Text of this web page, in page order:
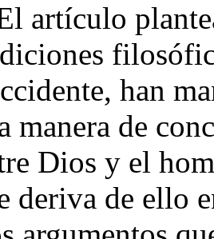
artículo
han
manera de
Dios y el
deriva de ello